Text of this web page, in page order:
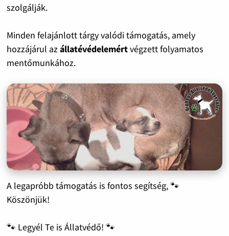
szolgálják.
Minden felajánlott tárgy valódi támogatás, amely
hozzájárul az állatévédelemértvégzett folyamatos
mentőmunkához.
A legapróbb támogatás is fontos segítség, 🐾
Köszönjük!
🐾 Legyél Te is Állatvédő! 🐾